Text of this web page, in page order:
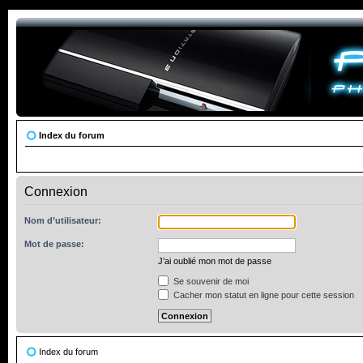
Index du forum
Connexion
Nom d’utilisateur:
Mot de passe:
J’ai oublié mon mot de passe
Se souvenir de moi
Cacher mon statut en ligne pour cette session
Index du forum